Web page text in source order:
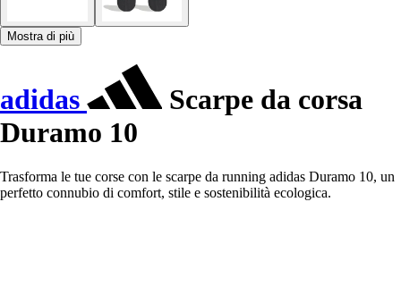
Mostra di più
adidas
Scarpe da corsa
Duramo 10
Trasforma le tue corse con le scarpe da running adidas Duramo 10, un
perfetto connubio di comfort, stile e sostenibilità ecologica.